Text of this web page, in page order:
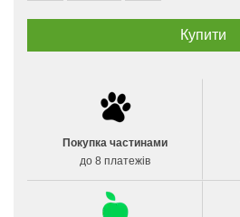
Покупка частинами
до 8 платежів